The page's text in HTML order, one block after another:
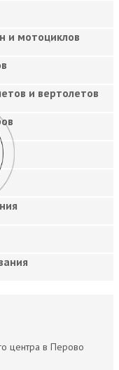
и мотоциклов
и вертолетов
центра в Перово